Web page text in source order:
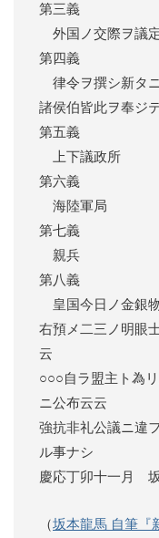
第三義
外国ノ交際ヲ議
第四義
律令ヲ撰シ新タ
諸侯伯皆此ヲ奉ジ
第五義
上下議政所
第六義
海陸軍局
第七義
親兵
第八義
皇国今日ノ金銀
右預メ二三ノ明眼
云
○○○自ラ盟主ト為
ニ公布云云
強抗非礼公議ニ違
ル事ナシ
慶応丁卯十一月
（坂本龍馬 自筆『